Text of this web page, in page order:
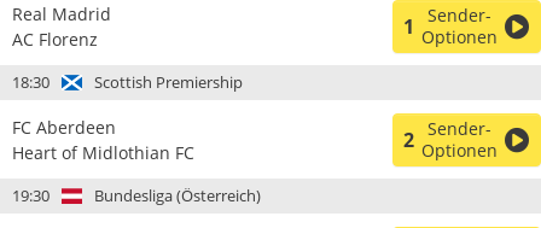
Real Madrid
AC Florenz
1
Sender-
Optionen
18:30 Scottish Premiership
FC Aberdeen
Heart of Midlothian FC
2 Sender-
Optionen
19:30 Bundesliga (Österreich)